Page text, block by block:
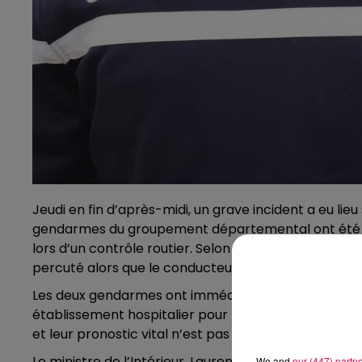
Jeudi en fin d’après-midi, un grave incident a eu
gendarmes du groupement départemental ont
lors d’un contrôle routier. Selon les informations
percuté alors que le conducteur effectuait une
Les deux gendarmes ont immédiatement été pris
établissement hospitalier pour recevoir des soins.
et leur pronostic vital n’est pas engagé.